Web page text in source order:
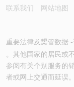
联系我们 网站地图
重要法律及槼管数据
。其他国家的居民或
参阅有关个别服务的
者或网上交通而延误。